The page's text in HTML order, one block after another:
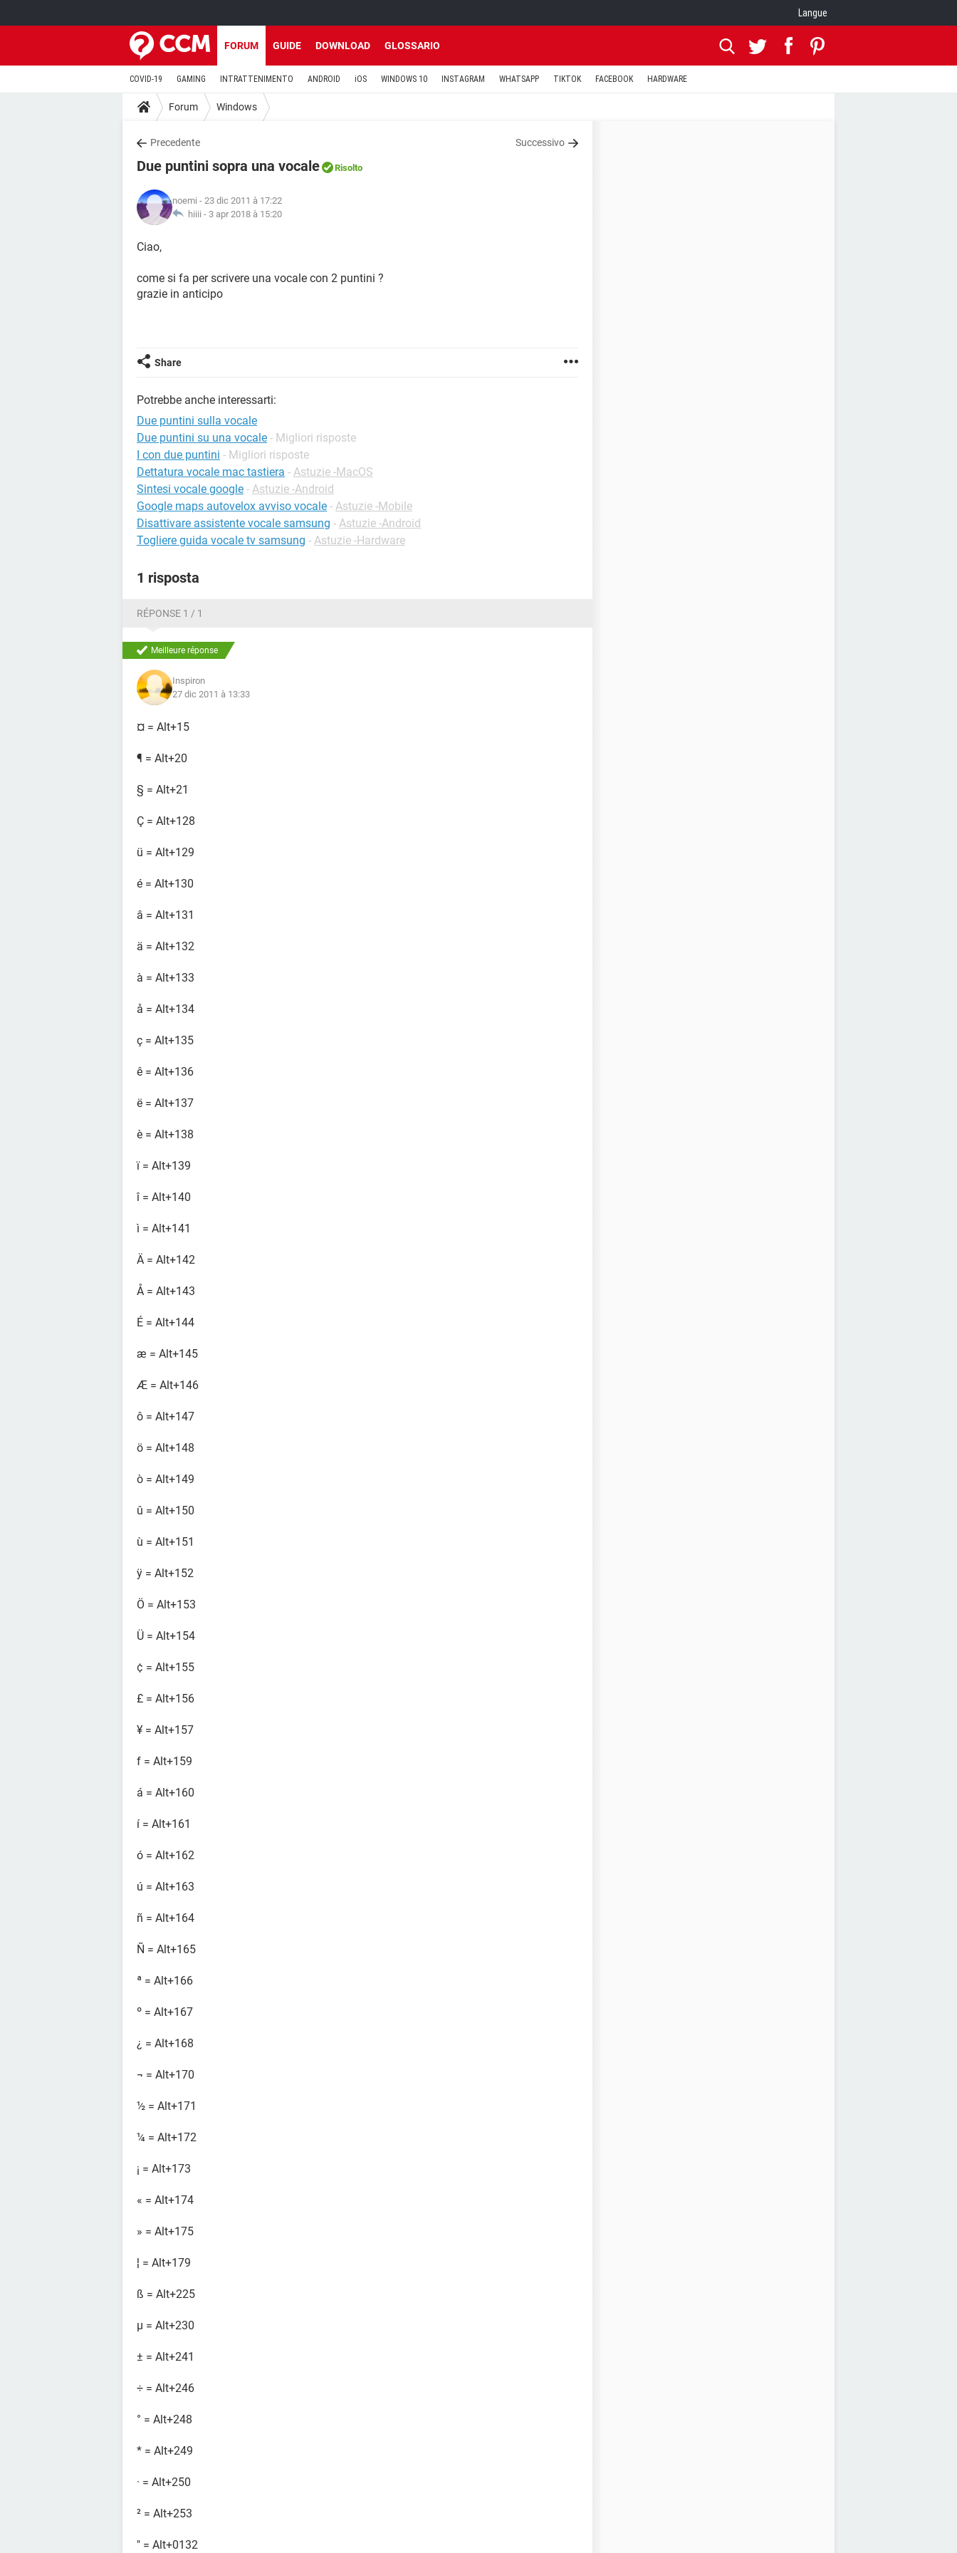
Langue
FORUM GUIDE DOWNLOAD GLOSSARIO
COVID-19 GAMING INTRATTENIMENTO ANDROID iOS WINDOWS 10 INSTAGRAM WHATSAPP TIKTOK FACEBOOK HARDWARE
Forum Windows
Precedente Successivo
Due puntini sopra una vocale Risolto
noemi - 23 dic 2011 à 17:22
hiiii - 3 apr 2018 à 15:20
Ciao,
come si fa per scrivere una vocale con 2 puntini ?
grazie in anticipo
Share
Potrebbe anche interessarti:
Due puntini sulla vocale
Due puntini su una vocale - Migliori risposte
I con due puntini - Migliori risposte
Dettatura vocale mac tastiera - Astuzie -MacOS
Sintesi vocale google - Astuzie -Android
Google maps autovelox avviso vocale - Astuzie -Mobile
Disattivare assistente vocale samsung - Astuzie -Android
Togliere guida vocale tv samsung - Astuzie -Hardware
1 risposta
RÉPONSE 1 / 1
Meilleure réponse
Inspiron
27 dic 2011 à 13:33
¤ = Alt+15
¶ = Alt+20
§ = Alt+21
Ç = Alt+128
ü = Alt+129
é = Alt+130
â = Alt+131
ä = Alt+132
à = Alt+133
å = Alt+134
ç = Alt+135
ê = Alt+136
ë = Alt+137
è = Alt+138
ï = Alt+139
î = Alt+140
ì = Alt+141
Ä = Alt+142
Å = Alt+143
É = Alt+144
æ = Alt+145
Æ = Alt+146
ô = Alt+147
ö = Alt+148
ò = Alt+149
û = Alt+150
ù = Alt+151
ÿ = Alt+152
Ö = Alt+153
Ü = Alt+154
¢ = Alt+155
£ = Alt+156
¥ = Alt+157
f = Alt+159
á = Alt+160
í = Alt+161
ó = Alt+162
ú = Alt+163
ñ = Alt+164
Ñ = Alt+165
ª = Alt+166
º = Alt+167
¿ = Alt+168
¬ = Alt+170
½ = Alt+171
¼ = Alt+172
¡ = Alt+173
« = Alt+174
» = Alt+175
¦ = Alt+179
ß = Alt+225
µ = Alt+230
± = Alt+241
÷ = Alt+246
° = Alt+248
* = Alt+249
· = Alt+250
² = Alt+253
" = Alt+0132